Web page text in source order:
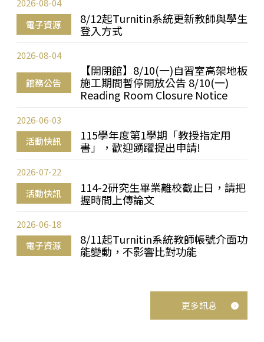
電子資源
8/12起Turnitin系統更新教師與學生
登入方式
2026-08-04
館務公告
【開閉館】8/10(一)自習室高架地板
施工期間暫停開放公告 8/10(一)
Reading Room Closure Notice
2026-08-04
活動快訊
115學年度第1學期「教授指定用
書」，歡迎踴躍提出申請!
2026-06-03
活動快訊
114-2研究生畢業離校截止日，請把
握時間上傳論文
2026-07-22
電子資源
8/11起Turnitin系統教師帳號介面功
能變動，不影響比對功能
2026-06-18
更多訊息